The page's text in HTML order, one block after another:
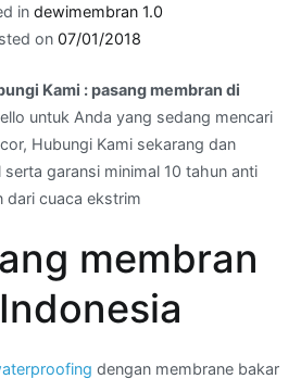
in dewimembran 1.0
on 07/01/2018
Kami : pasang membran di
untuk Anda yang sedang mencari
Hubungi Kami sekarang dan
garansi minimal 10 tahun anti
dari cuaca ekstrim
membran
dengan membrane bakar